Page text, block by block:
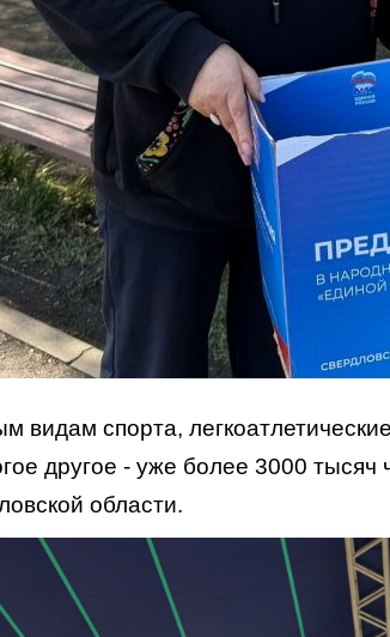
видам спорта,
другое - уже более 3000 тысяч
области.